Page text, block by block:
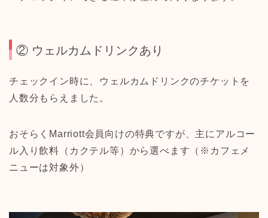
② ウェルカムドリンクあり
チェックイン時に、ウェルカムドリンクのチケットを
人数分もらえました。
おそらくMarriott会員向けの特典ですが、主にアルコー
ル入り飲料（カクテル等）から選べます（※カフェメ
ニューは対象外）